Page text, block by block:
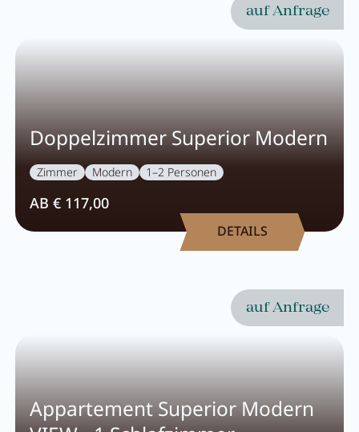
Doppelzimmer Superior Modern
auf Anfrage
Zimmer Modern 1–2 Personen
AB € 117,00
DETAILS
Appartement Superior Modern
auf Anfrage